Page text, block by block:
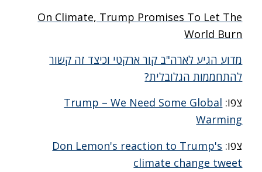
On Climate, Trump Promises To Let The
World Burn
מדוע הגיע לארה"ב קור ארקטי וכיצד זה קשור
להתחממות הגלובלית?
צפו: Trump – We Need Some Global
Warming
צפו: Don Lemon's reaction to Trump's
climate change tweet